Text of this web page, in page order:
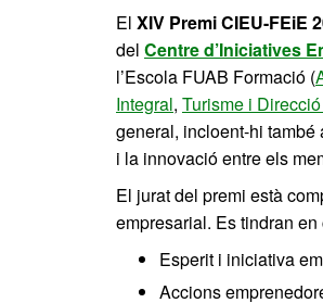
El XIV Premi CIEU-FEiE
del Centre d’Iniciatives
l’Escola FUAB Formació (
Integral, Turisme i
general, incloent-hi també
i la innovació entre els
El jurat del premi està
empresarial. Es tindran
Esperit i iniciativa
Accions